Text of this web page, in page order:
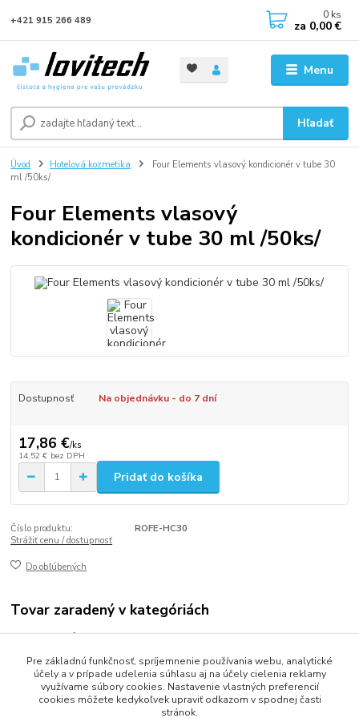
Menu
Hľadať
+421 915 266 489 0 ks
za 0,00 €
Úvod Hotelová kozmetika
Four Elements vlasový kondicionér v tube 30
ml /50ks/
Four Elements vlasový
kondicionér v tube 30 ml /50ks/
Dostupnosť Na objednávku - do 7 dní
17,86 €/ks
14,52 € bez DPH
Pridať do košíka
Číslo produktu:
ROFE-HC30
Strážiť cenu / dostupnosť
Do obľúbených
Tovar zaradený v kategóriách
Hotelová kozmetika
FOUR ELEMENTS
Pre základnú funkčnosť, spríjemnenie používania webu, analytické
účely a v prípade udelenia súhlasu aj na účely cielenia reklamy
využívame súbory cookies. Nastavenie vlastných preferencií
cookies môžete kedykoľvek upraviť odkazom v spodnej časti
stránok.